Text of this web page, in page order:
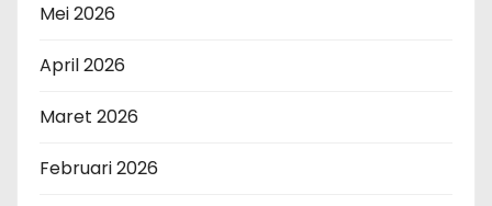
Mei 2026
April 2026
Maret 2026
Februari 2026